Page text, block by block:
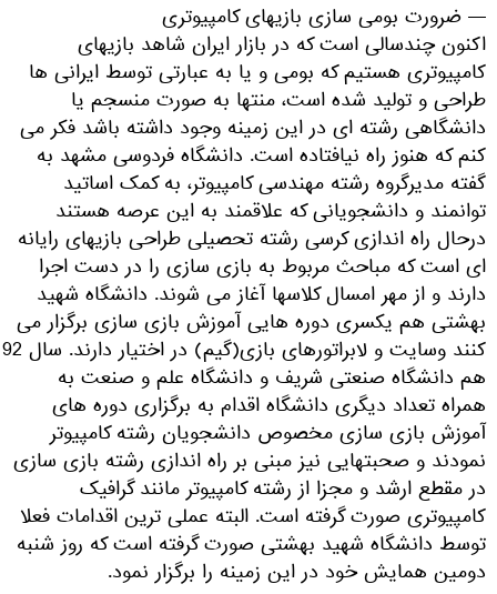
— ضرورت بومی سازی بازیهای کامپیوتری
اکنون چندسالی است که در بازار ایران شاهد بازیهای
کامپیوتری هستیم که بومی و یا به عبارتی توسط ایرانی ها
طراحی و تولید شده است، منتها به صورت منسجم یا
دانشگاهی رشته ای در این زمینه وجود داشته باشد فکر می
کنم که هنوز راه نیافتاده است. دانشگاه فردوسی مشهد به
گفته مدیرگروه رشته مهندسی کامپیوتر، به کمک اساتید
توانمند و دانشجویانی که علاقمند به این عرصه هستند
درحال راه اندازی کرسی رشته تحصیلی طراحی بازیهای رایانه
ای است که مباحث مربوط به بازی سازی را در دست اجرا
دارند و از مهر امسال کلاسها آغاز می شوند. دانشگاه شهید
بهشتی هم یکسری دوره هایی آموزش بازی سازی برگزار می
کنند وسایت و لابراتورهای بازی(گیم) در اختیار دارند. سال 92
هم دانشگاه صنعتی شریف و دانشگاه علم و صنعت به
همراه تعداد دیگری دانشگاه اقدام به برگزاری دوره های
آموزش بازی سازی مخصوص دانشجویان رشته کامپیوتر
نمودند و صحبتهایی نیز مبنی بر راه اندازی رشته بازی سازی
در مقطع ارشد و مجزا از رشته کامپیوتر مانند گرافیک
کامپیوتری صورت گرفته است. البته عملی ترین اقدامات فعلا
توسط دانشگاه شهید بهشتی صورت گرفته است که روز شنبه
دومین همایش خود در این زمینه را برگزار نمود.